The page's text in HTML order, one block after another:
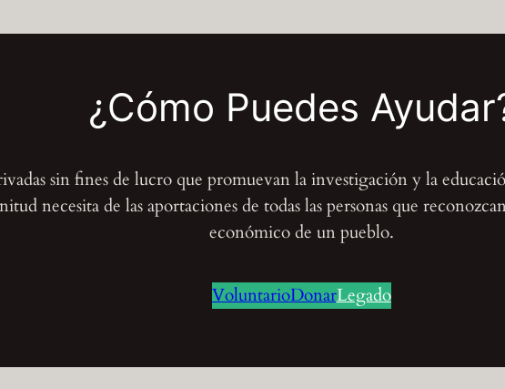
¿Cómo Puedes
sin fines de lucro que promuevan la investigación y la
necesita de las aportaciones de todas las personas que
económico de un pueblo.
VoluntarioDonarLegado